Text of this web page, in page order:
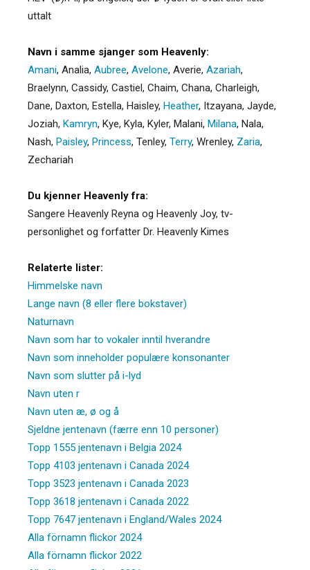
uttalt
Navn i samme sjanger som Heavenly:
Amani, Analia, Aubree, Avelone, Averie, Azariah,
Braelynn, Cassidy, Castiel, Chaim, Chana, Charleigh,
Dane, Daxton, Estella, Haisley, Heather, Itzayana, Jayde,
Joziah, Kamryn, Kye, Kyla, Kyler, Malani, Milana, Nala,
Nash, Paisley, Princess, Tenley, Terry, Wrenley, Zaria,
Zechariah
Du kjenner Heavenly fra:
Sangere Heavenly Reyna og Heavenly Joy, tv-
personlighet og forfatter Dr. Heavenly Kimes
Relaterte lister:
Himmelske navn
Lange navn (8 eller flere bokstaver)
Naturnavn
Navn som har to vokaler inntil hverandre
Navn som inneholder populære konsonanter
Navn som slutter på i-lyd
Navn uten r
Navn uten æ, ø og å
Sjeldne jentenavn (færre enn 10 personer)
Topp 1555 jentenavn i Belgia 2024
Topp 4103 jentenavn i Canada 2024
Topp 3523 jentenavn i Canada 2023
Topp 3618 jentenavn i Canada 2022
Topp 7647 jentenavn i England/Wales 2024
Alla förnamn flickor 2024
Alla förnamn flickor 2022